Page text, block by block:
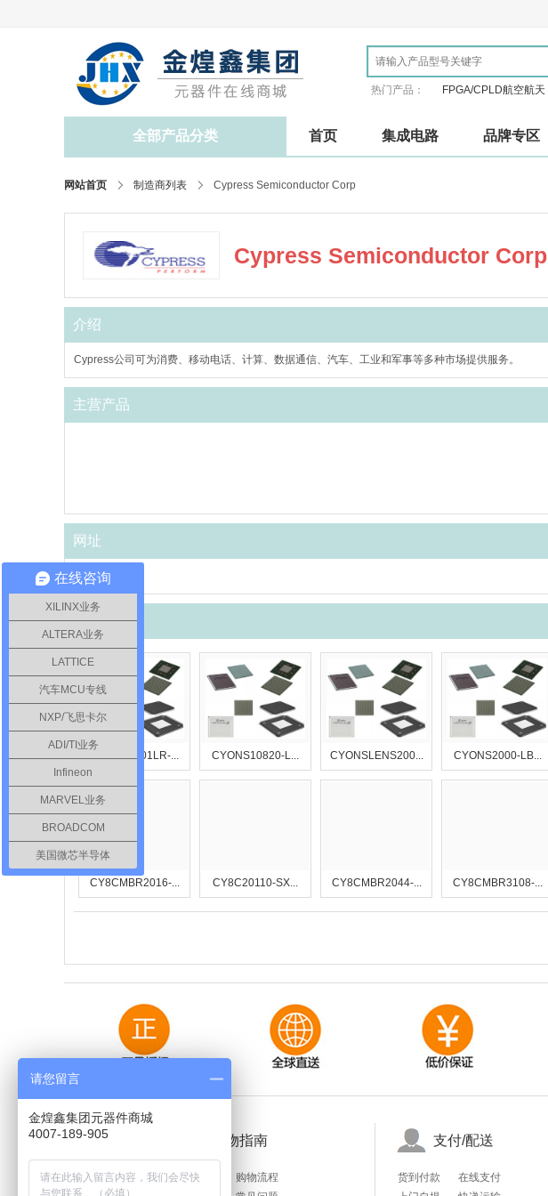
热门产品： FPGA/CPLD航空航天
全部产品分类 首页 集成电路 品牌专区
网站首页 制造商列表 Cypress Semiconductor Corp
Cypress Semiconductor Corp
介绍
Cypress公司可为消费、移动电话、计算、数据通信、汽车、工业和军事等多种市场提供服务。
主营产品
网址
-
相关产品
CYONS1001LR-... CYONS10820-L... CYONSLENS200... CYONS2000-LB...
CY8CMBR2016-... CY8C20110-SX... CY8CMBR2044-... CY8CMBR3108-...
购物指南
顾客必读
购物流程
支付/配送
货到付款
在线支付
在线咨询
XILINX业务
ALTERA业务
LATTICE
汽车MCU专线
NXP/飞思卡尔
ADI/TI业务
Infineon
MARVEL业务
BROADCOM
美国微芯半导体
请您留言
金煌鑫集团元器件商城
4007-189-905